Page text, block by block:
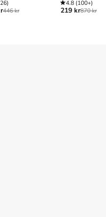
Almqvist &
446 kr
4.8 (100+)
219 kr870 kr